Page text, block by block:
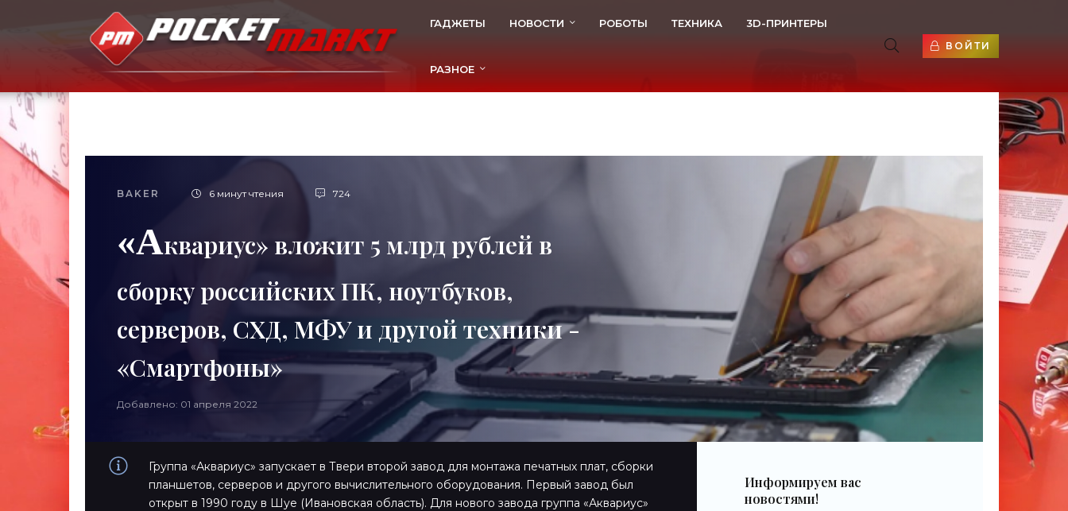
ГАДЖЕТЫ НОВОСТИ РОБОТЫ ТЕХНИКА 3D-ПРИНТЕРЫ
РАЗНОЕ
ВОЙТИ
BAKER 6 минут чтения 724
«Аквариус» вложит 5 млрд рублей в
сборку российских ПК, ноутбуков,
серверов, СХД, МФУ и другой техники -
«Смартфоны»
Добавлено: 01 апреля 2022
Группа «Аквариус» запускает в Твери второй завод для монтажа печатных плат, сборки
планшетов, серверов и другого вычислительного оборудования. Первый завод был
открыт в 1990 году в Шуе (Ивановская область). Для нового завода группа «Аквариус»
Информируем вас
новостями!